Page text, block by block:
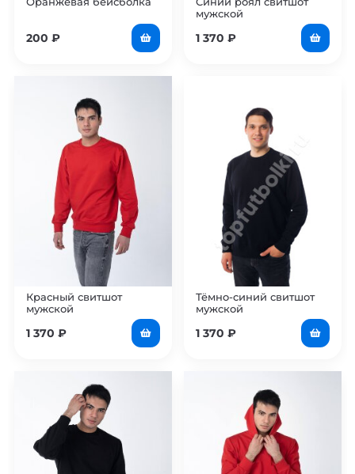
200 ₽
мужской
1 370 ₽
Красный свитшот
мужской
1 370 ₽
Тёмно-синий свитшот
мужской
1 370 ₽